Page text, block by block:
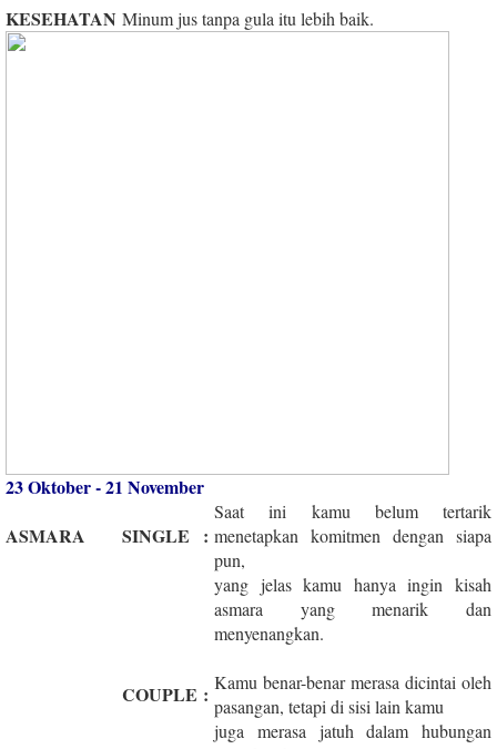
KESEHATAN Minum jus tanpa gula itu lebih baik.
23 Oktober - 21 November
ASMARA
SINGLE :
Saat ini kamu belum tertarik
menetapkan komitmen dengan siapa
pun,
yang jelas kamu hanya ingin kisah
asmara yang menarik dan
menyenangkan.
COUPLE : Kamu benar-benar merasa dicintai oleh
pasangan, tetapi di sisi lain kamu
juga merasa jatuh dalam hubungan